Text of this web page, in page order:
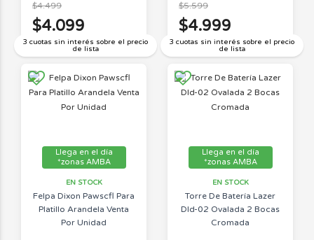
3 cuotas sin interés sobre el precio
de lista
$4.499
$4.099
3 cuotas sin interés sobre el precio
de lista
$5.599
$4.999
Llega en el día
*zonas AMBA
EN STOCK
Felpa Dixon Pawscfl Para
Platillo Arandela Venta
Por Unidad
Llega en el día
*zonas AMBA
EN STOCK
Torre De Batería Lazer
Dld-02 Ovalada 2 Bocas
Cromada